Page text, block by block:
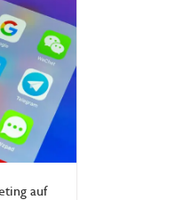
auf